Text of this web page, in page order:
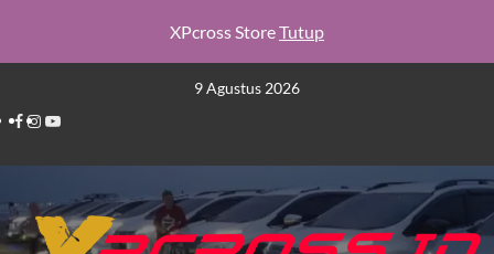
XPcross StoreTutup
content
9 Agustus 2026
Facebook
Instagram
YouTube